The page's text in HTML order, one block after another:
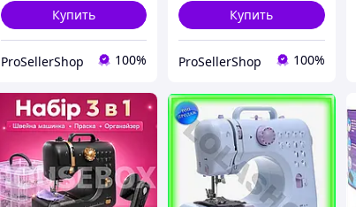
Купить
ProSellerShop 100%
Купить
ProSellerShop 100%